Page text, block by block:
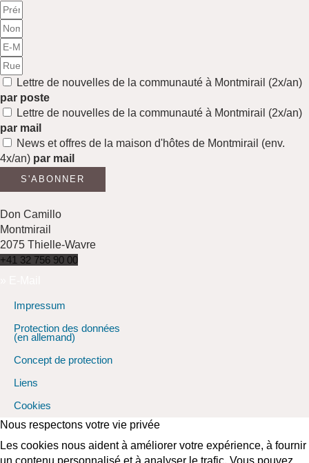
Prénom
Nom
E-
Mail
Adresse
AboLettre de nouvelles de la communauté à Montmirail (2x/an)
par poste
Lettre de nouvelles de la communauté à Montmirail (2x/an)
par mail
News et offres de la maison d'hôtes de Montmirail (env.
4x/an) par mail
S'ABONNER
Don Camillo
Montmirail
2075 Thielle-Wavre
+41 32 756 90 00
Impressum
Protection des données
(en allemand)
Concept de protection
Liens
Cookies
Facebook
Youtube
Instagram
Nous respectons votre vie privée
Les cookies nous aident à améliorer votre expérience, à fournir
un contenu personnalisé et à analyser le trafic. Vous pouvez